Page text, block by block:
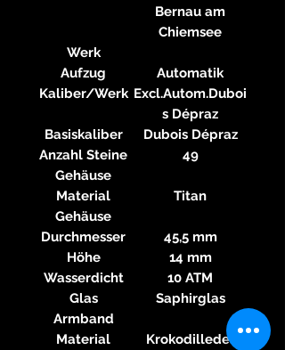
Bernau am
Chiemsee
Werk
Aufzug
Automatik
Kaliber/Werk Excl.Autom.Duboi
s Dépraz
Basiskaliber
Dubois Dépraz
Anzahl Steine
49
Gehäuse
Material
Gehäuse
Titan
Durchmesser
45,5 mm
Höhe
14 mm
Wasserdicht
10 ATM
Glas
Saphirglas
Armband
Material
Krokodilleder